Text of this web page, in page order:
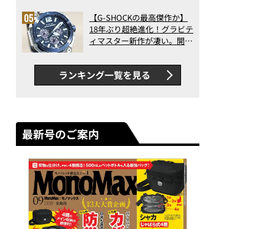
った！
【G-SHOCKの最高傑作か】
18年ぶり超絶進化！グラビテ
ィマスター新作が凄い。開発
新ムーブメントの衝撃
ランキング一覧を見る
最新号のご案内